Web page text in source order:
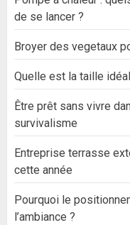
de se lancer ?
Broyer des vegetaux
Quelle est la taille
Être prêt sans vivre
survivalisme
Entreprise terrasse
cette année
Pourquoi le
l’ambiance ?